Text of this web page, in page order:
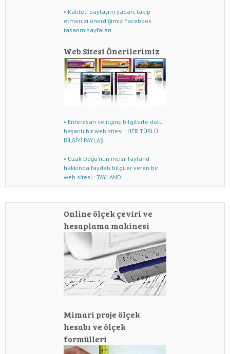
• Kaliteli paylaşım yapan, takip
etmenizi önerdiğimiz Facebook
tasarım sayfaları
Web Sitesi Önerilerimiz
• Enteresan ve ilginç bilgilerle dolu
başarılı bir web sitesi : HER TÜRLÜ
BİLGİYİ PAYLAŞ
• Uzak Doğu'nun incisi Tayland
hakkında faydalı bilgiler veren bir
web sitesi : TAYLAND
Online ölçek çeviri ve
hesaplama makinesi
Mimari proje ölçek
hesabı ve ölçek
formülleri